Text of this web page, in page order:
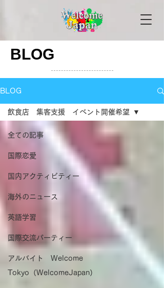
BLOG
BLOG
全ての記事
国際恋愛
国内アクティビティー
海外のニュース
英語学習
国際交流パーティー
アルバイト Welcome
Tokyo（WelcomeJapan）
飲食店 集客支援 イベント開催希望